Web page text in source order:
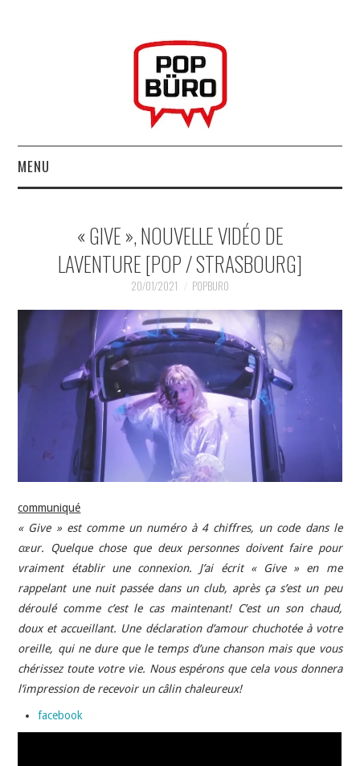
MENU
MUSIQUESACTUELLES.NET
GABBA GABBA HEY !
LES LABELS
INDÉPENDANTS
« GIVE », NOUVELLE VIDÉO DE
LAVENTURE [POP / STRASBOURG]
20/01/2021 POPBURO
communiqué
« Give » est comme un numéro à 4 chiffres, un code dans le
cœur. Quelque chose que deux personnes doivent faire pour
vraiment établir une connexion. J’ai écrit « Give » en me
rappelant une nuit passée dans un club, après ça s’est un peu
déroulé comme c’est le cas maintenant! C’est un son chaud,
doux et accueillant. Une déclaration d’amour chuchotée à votre
oreille, qui ne dure que le temps d’une chanson mais que vous
chérissez toute votre vie. Nous espérons que cela vous donnera
l’impression de recevoir un câlin chaleureux!
facebook